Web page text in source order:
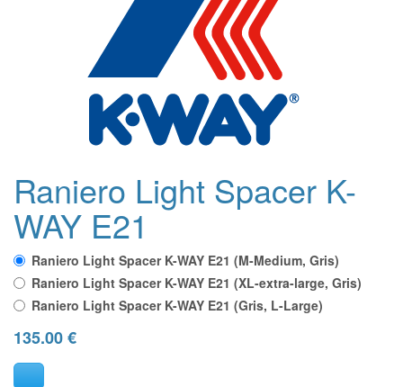
Raniero Light Spacer K-
WAY E21
Raniero Light Spacer K-WAY E21 (M-Medium, Gris)
Raniero Light Spacer K-WAY E21 (XL-extra-large, Gris)
Raniero Light Spacer K-WAY E21 (Gris, L-Large)
135.00€